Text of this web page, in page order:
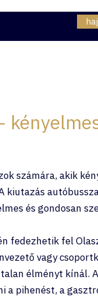
számára, akik
kiutazás
és gondosan
fedezhetik fel
vagy
élményt kínál.
pihenést, a